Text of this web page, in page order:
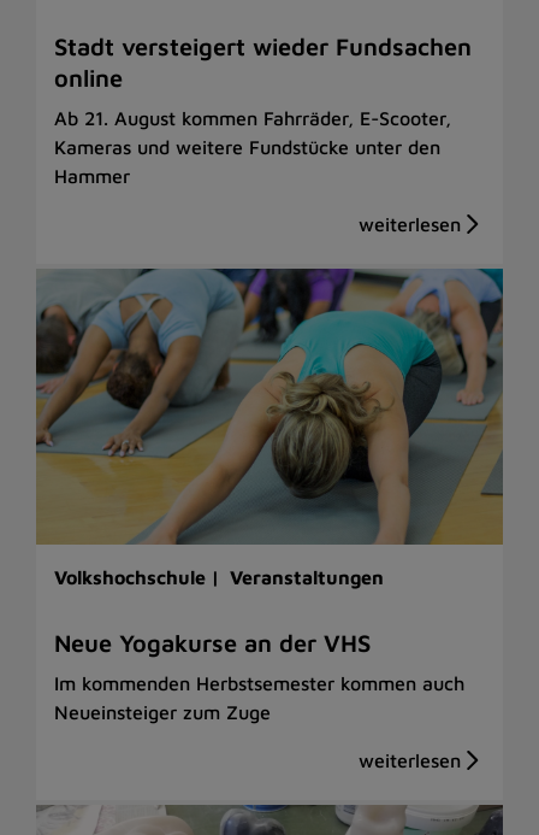
Stadt versteigert wieder Fundsachen
online
Ab 21. August kommen Fahrräder, E-Scooter,
Kameras und weitere Fundstücke unter den
Hammer
Volkshochschule | Veranstaltungen
Neue Yogakurse an der VHS
Im kommenden Herbstsemester kommen auch
Neueinsteiger zum Zuge